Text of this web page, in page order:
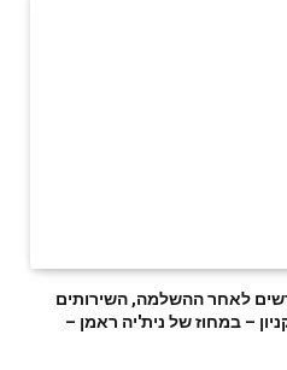
לאחר ההשלמה, השירותים
– במחוז של נית'יה ראמן –